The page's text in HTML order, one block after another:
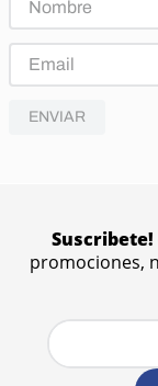
ENVIAR
promociones,